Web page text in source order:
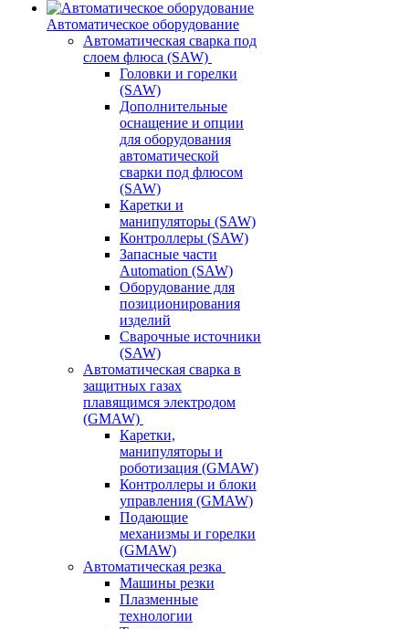
Автоматическое оборудование
Автоматическая сварка под
слоем флюса (SAW)
Головки и горелки
(SAW)
Дополнительные
оснащение и опции
для оборудования
автоматической
сварки под флюсом
(SAW)
Каретки и
манипуляторы (SAW)
Контроллеры (SAW)
Запасные части
Automation (SAW)
Оборудование для
позиционирования
изделий
Сварочные источники
(SAW)
Автоматическая сварка в
защитных газах
плавящимся электродом
(GMAW)
Каретки,
манипуляторы и
роботизация (GMAW)
Контроллеры и блоки
управления (GMAW)
Подающие
механизмы и горелки
(GMAW)
Автоматическая резка
Машины резки
Плазменные
технологии